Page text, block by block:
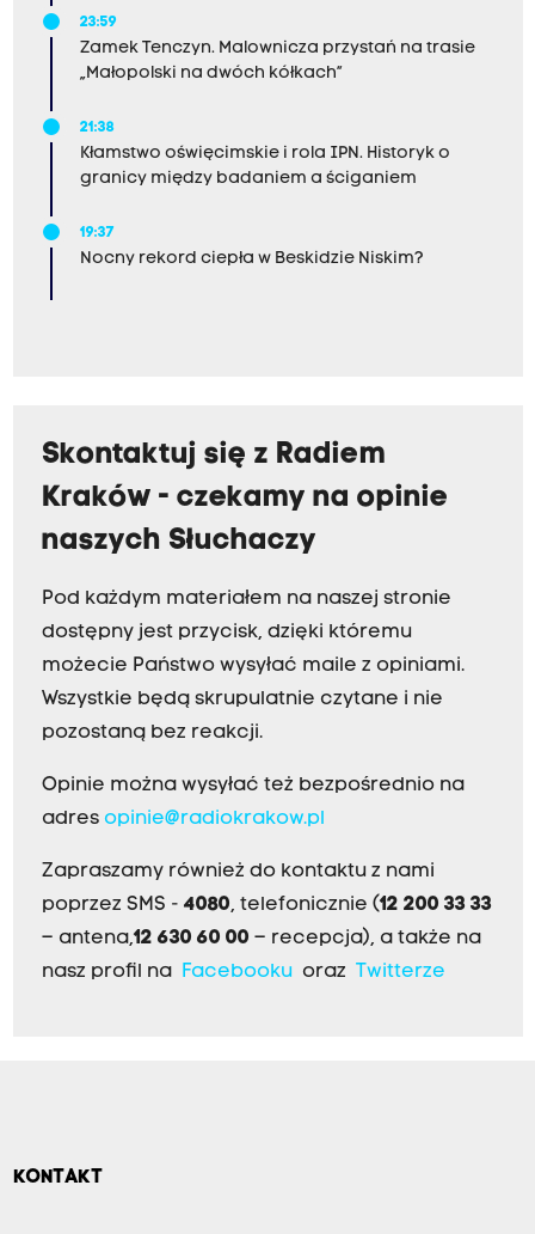
23:59
Zamek Tenczyn. Malownicza przystań na trasie
„Małopolski na dwóch kółkach”
21:38
Kłamstwo oświęcimskie i rola IPN. Historyk o
granicy między badaniem a ściganiem
19:37
Nocny rekord ciepła w Beskidzie Niskim?
Skontaktuj się z Radiem
Kraków - czekamy na opinie
naszych Słuchaczy
Pod każdym materiałem na naszej stronie
dostępny jest przycisk, dzięki któremu
możecie Państwo wysyłać maile z opiniami.
Wszystkie będą skrupulatnie czytane i nie
pozostaną bez reakcji.
Opinie można wysyłać też bezpośrednio na
adres opinie@radiokrakow.pl
Zapraszamy również do kontaktu z nami
poprzez SMS - 4080, telefonicznie (12 200 33 33
– antena,12 630 60 00 – recepcja), a także na
nasz profil na Facebookuoraz Twitterze
KONTAKT